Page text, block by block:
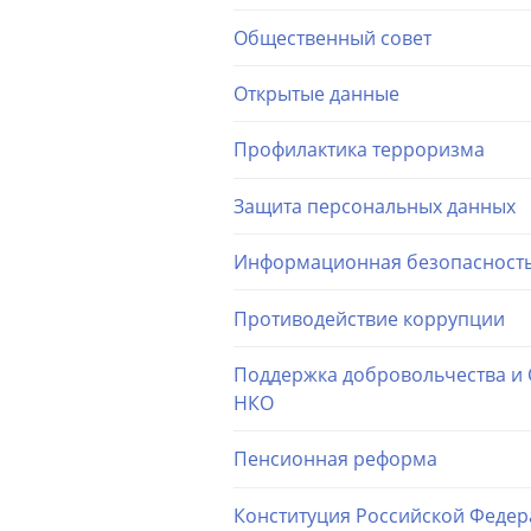
Общественный совет
Открытые данные
Профилактика терроризма
Защита персональных данных
Информационная
Противодействие коррупции
Поддержка добровольчества и
НКО
Пенсионная реформа
Конституция Российской